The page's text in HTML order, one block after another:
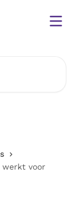
werkt voor